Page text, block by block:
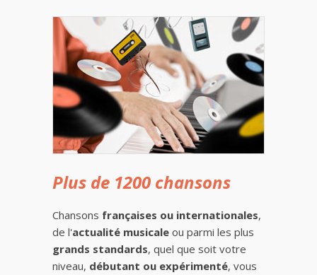
Plus de 1200 chansons
Chansons françaises ou internationales,
de l'actualité musicale ou parmi les plus
grands standards, quel que soit votre
niveau, débutant ou expérimenté, vous